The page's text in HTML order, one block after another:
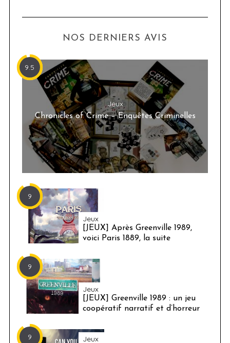
NOS DERNIERS AVIS
9.5
Jeux
Chronicles of Crime – Enquêtes Criminelles
9
Jeux
[JEUX] Après Greenville 1989,
voici Paris 1889, la suite
9
Jeux
[JEUX] Greenville 1989 : un jeu
coopératif narratif et d’horreur
9 Jeux